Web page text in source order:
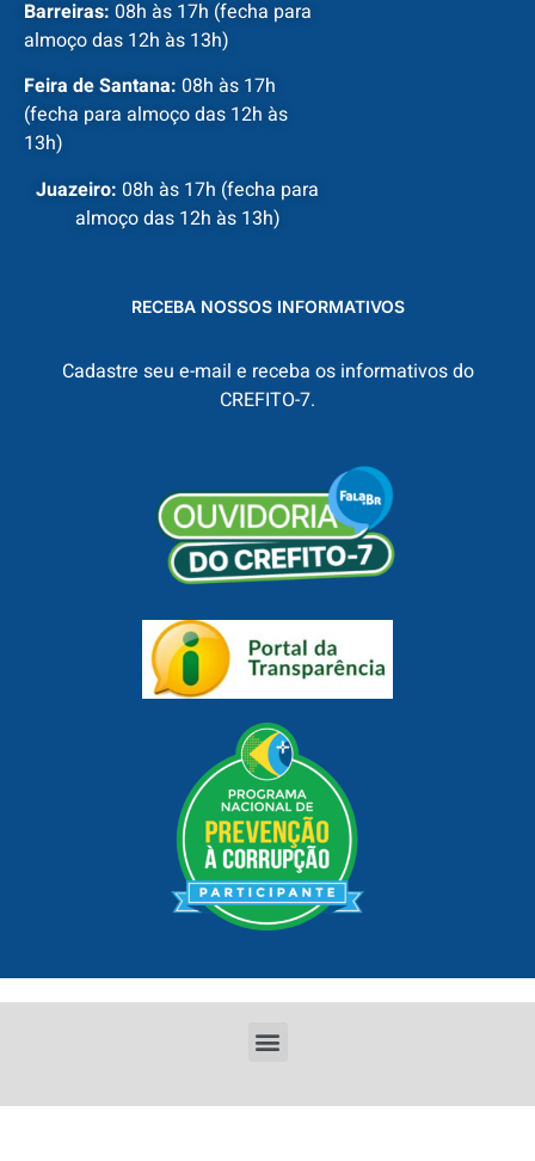
Barreiras: 08h às 17h (fecha para
almoço das 12h às 13h)
Feira de Santana: 08h às 17h
(fecha para almoço das 12h às
13h)
Juazeiro: 08h às 17h (fecha para
almoço das 12h às 13h)
RECEBA NOSSOS INFORMATIVOS
Cadastre seu e-mail e receba os informativos do
CREFITO-7.